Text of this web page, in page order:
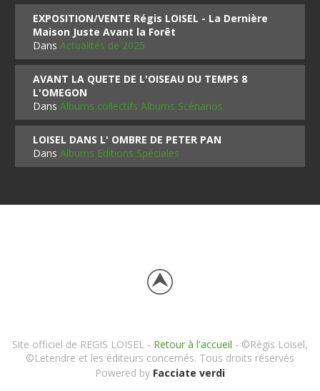
EXPOSITION/VENTE Régis LOISEL - La Dernière
Maison Juste Avant la Forêt
DansActualités de 2025
AVANT LA QUETE DE L'OISEAU DU TEMPS 8
L'OMEGON
DansAlbums collectifs Albums Scénarios
LOISEL DANS L' OMBRE DE PETER PAN
DansAlbums Editions Spéciales
Site officiel de REGIS LOISEL - Retour à l'accueil - ©Régis Loisel,
©Letendre et les éditeurs concernés. Tous droits réservés
Powered by Facciate verdi